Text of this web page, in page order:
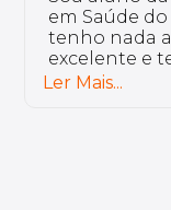
Eu curso a
Distúrbios
escolhi o
encontro
plataforma